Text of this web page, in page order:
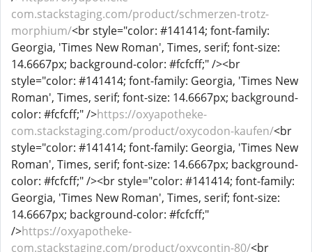
com.stackstaging.com/product/schmerzen-trotz-
morphium/<br style="color: #141414; font-family:
Georgia, 'Times New Roman', Times, serif; font-size:
14.6667px; background-color: #fcfcff;" /><br
style="color: #141414; font-family: Georgia, 'Times New
Roman', Times, serif; font-size: 14.6667px; background-
color: #fcfcff;" />https://oxyapotheke-
com.stackstaging.com/product/oxycodon-kaufen/<br
style="color: #141414; font-family: Georgia, 'Times New
Roman', Times, serif; font-size: 14.6667px; background-
color: #fcfcff;" /><br style="color: #141414; font-family:
Georgia, 'Times New Roman', Times, serif; font-size:
14.6667px; background-color: #fcfcff;"
/>https://oxyapotheke-
com.stackstaging.com/product/oxycontin-80/<br